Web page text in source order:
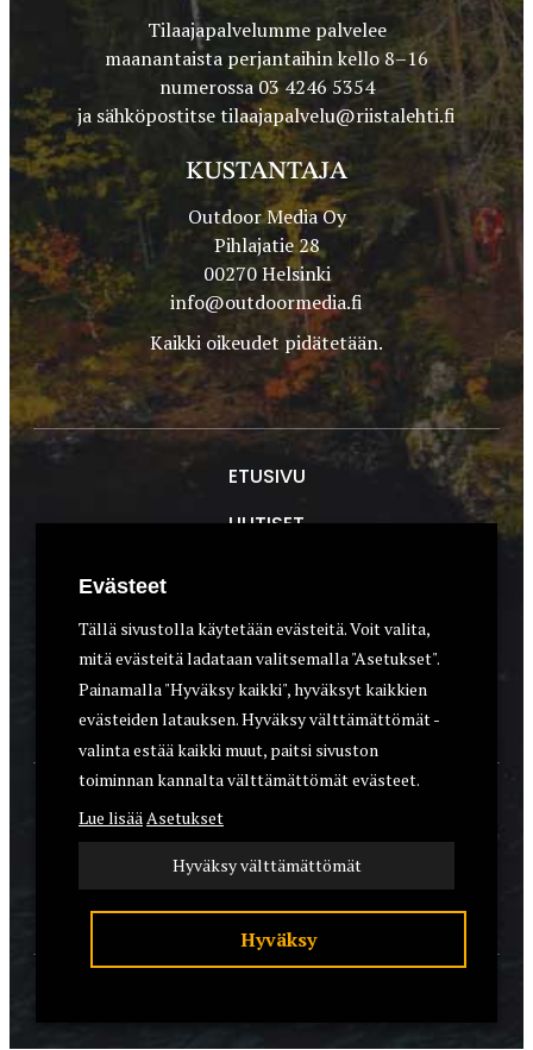
Tilaajapalvelumme palvelee
maanantaista perjantaihin kello 8–16
numerossa 03 4246 5354
ja sähköpostitsetilaajapalvelu@riistalehti.fi
KUSTANTAJA
Outdoor Media Oy
Pihlajatie 28
00270 Helsinki
info@outdoormedia.fi
Kaikki oikeudet pidätetään.
ETUSIVU
UUTISET
ASEET & OPTIIKKA
VARUSTEET
KOIRAT
YHTEYSTIEDOT
REKISTERISELOSTE
EVÄSTEET
Evästeet
Tällä sivustolla käytetään evästeitä. Voit valita,
mitä evästeitä ladataan valitsemalla "Asetukset".
Painamalla "Hyväksy kaikki", hyväksyt kaikkien
evästeiden latauksen. Hyväksy välttämättömät -
valinta estää kaikki muut, paitsi sivuston
toiminnan kannalta välttämättömät evästeet.
Lue lisääAsetukset
Hyväksy välttämättömät
Hyväksy